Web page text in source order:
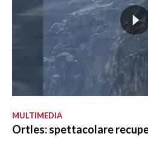
MULTIMEDIA
Ortles: spettacolare